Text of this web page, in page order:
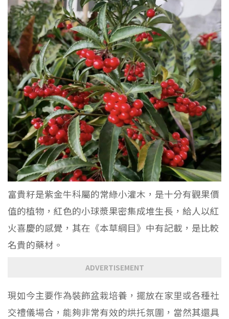
富貴籽是紫金牛科屬的常綠小灌木，是十分有觀果價
值的植物，紅色的小球漿果密集成堆生長，給人以紅
火喜慶的感覺，其在《本草綱目》中有記載，是比較
名貴的藥材。
ADVERTISEMENT
現如今主要作為裝飾盆栽培養，擺放在家里或各種社
交禮儀場合，能夠非常有效的烘托氛圍，當然其還具